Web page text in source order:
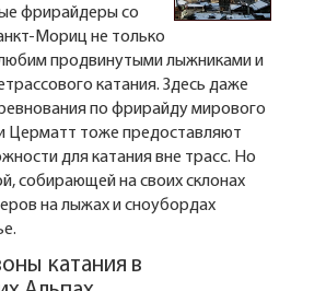
фрирайдеры со
Мориц не только
продвинутыми лыжниками и
катания. Здесь даже
по фрирайду мирового
Церматт тоже предоставляют
для катания вне трасс. Но
собирающей на своих склонах
на лыжах и сноубордах
катания в